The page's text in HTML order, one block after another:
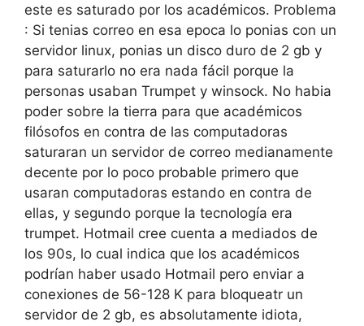
este es saturado por los académicos. Problema
: Si tenias correo en esa epoca lo ponias con un
servidor linux, ponias un disco duro de 2 gb y
para saturarlo no era nada fácil porque la
personas usaban Trumpet y winsock. No habia
poder sobre la tierra para que académicos
filósofos en contra de las computadoras
saturaran un servidor de correo medianamente
decente por lo poco probable primero que
usaran computadoras estando en contra de
ellas, y segundo porque la tecnología era
trumpet. Hotmail cree cuenta a mediados de
los 90s, lo cual indica que los académicos
podrían haber usado Hotmail pero enviar a
conexiones de 56-128 K para bloqueatr un
servidor de 2 gb, es absolutamente idiota,